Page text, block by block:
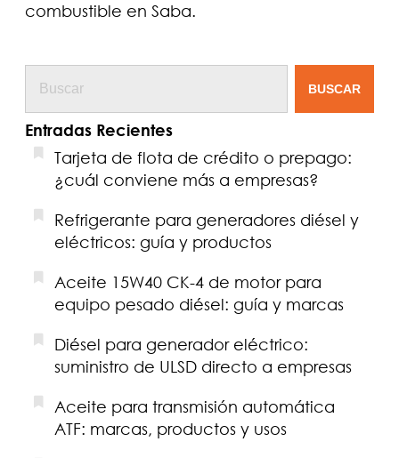
combustible en Saba.
BUSCAR
Entradas Recientes
Tarjeta de flota de crédito o prepago:
¿cuál conviene más a empresas?
Refrigerante para generadores diésel y
eléctricos: guía y productos
Aceite 15W40 CK-4 de motor para
equipo pesado diésel: guía y marcas
Diésel para generador eléctrico:
suministro de ULSD directo a empresas
Aceite para transmisión automática
ATF: marcas, productos y usos